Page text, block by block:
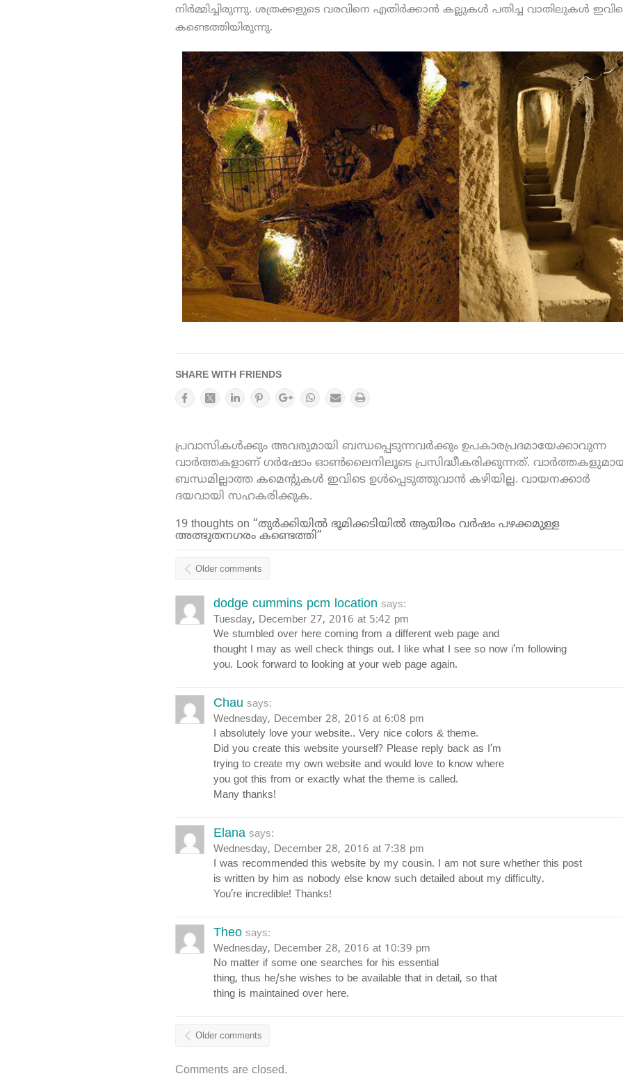
നിര്‍മ്മിച്ചിരുന്നു. ശത്രക്കളുടെ വരവിനെ എതിര്‍ക്കാന്‍ കല്ലുകള്‍ പതിച്ച വാതിലുകള്‍
കണ്ടെത്തിയിരുന്നു.
SHARE WITH FRIENDS
പ്രവാസികൾക്കും അവരുമായി ബന്ധപ്പെടുന്നവർക്കും ഉപകാരപ്രദമായേക്കാവുന്ന
വാർത്തകളാണ് ഗർഷോം ഓൺലൈനിലൂടെ പ്രസിദ്ധീകരിക്കുന്നത്.
ബന്ധമില്ലാത്ത കമെന്റുകൾ ഇവിടെ ഉൾപ്പെടുത്തുവാൻ കഴിയില്ല. വായനക്കാർ
ദയവായി സഹകരിക്കുക.
19 thoughts on “തുര്‍ക്കിയില്‍ ഭൂമിക്കടിയില്‍ ആയിരം വര്‍ഷം പഴക്കമുള്ള
അത്ഭുതനഗരം കണ്ടെത്തി”
Older comments
dodge cummins pcm location says:
Tuesday, December 27, 2016 at 5:42 pm
We stumbled over here coming from a different web page and
thought I may as well check things out. I like what I see so now i’m following
you. Look forward to looking at your web page again.
Chau says:
Wednesday, December 28, 2016 at 6:08 pm
I absolutely love your website.. Very nice colors & theme.
Did you create this website yourself? Please reply back as I’m
trying to create my own website and would love to know where
you got this from or exactly what the theme is called.
Many thanks!
Elana says:
Wednesday, December 28, 2016 at 7:38 pm
I was recommended this website by my cousin. I am not sure whether this post
is written by him as nobody else know such detailed about my difficulty.
You’re incredible! Thanks!
Theo says:
Wednesday, December 28, 2016 at 10:39 pm
No matter if some one searches for his essential
thing, thus he/she wishes to be available that in detail, so that
thing is maintained over here.
Older comments
Comments are closed.